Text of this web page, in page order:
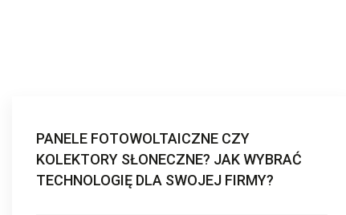
PANELE FOTOWOLTAICZNE CZY
KOLEKTORY SŁONECZNE? JAK WYBRAĆ
TECHNOLOGIĘ DLA SWOJEJ FIRMY?